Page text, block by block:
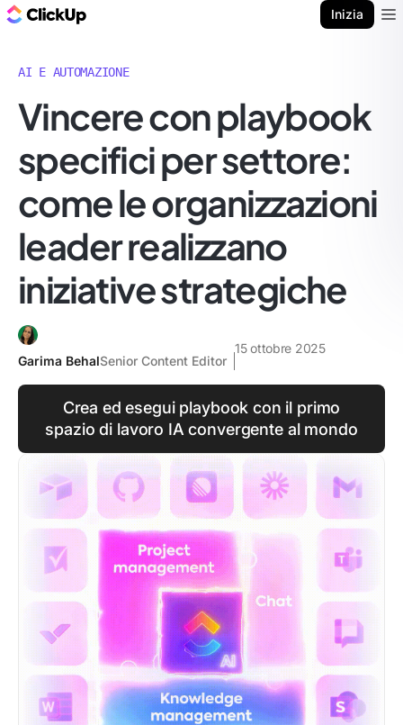
Inizia
AI E AUTOMAZIONE
Vincere con playbook
specifici per settore:
come le organizzazioni
leader realizzano
iniziative strategiche
Garima BehalSenior Content Editor
15 ottobre 2025
Crea ed esegui playbook con il primo
spazio di lavoro IA convergente al mondo